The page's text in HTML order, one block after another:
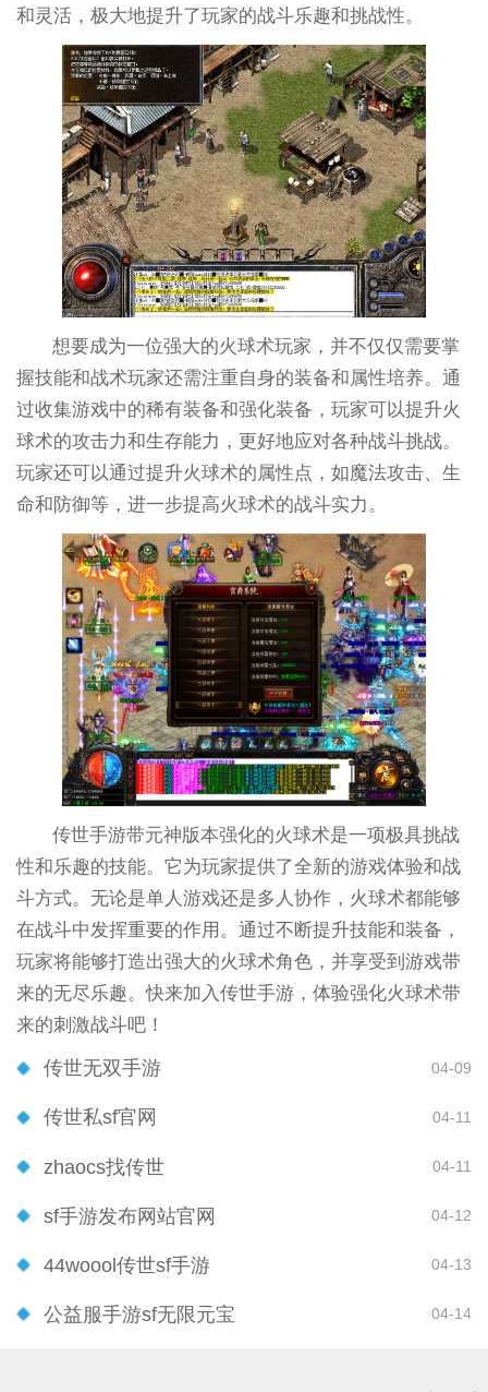
和灵活，极大地提升了玩家的战斗乐趣和挑战性。
想要成为一位强大的火球术玩家，并不仅仅需要掌
握技能和战术玩家还需注重自身的装备和属性培养。通
过收集游戏中的稀有装备和强化装备，玩家可以提升火
球术的攻击力和生存能力，更好地应对各种战斗挑战。
玩家还可以通过提升火球术的属性点，如魔法攻击、生
命和防御等，进一步提高火球术的战斗实力。
传世手游带元神版本强化的火球术是一项极具挑战
性和乐趣的技能。它为玩家提供了全新的游戏体验和战
斗方式。无论是单人游戏还是多人协作，火球术都能够
在战斗中发挥重要的作用。通过不断提升技能和装备，
玩家将能够打造出强大的火球术角色，并享受到游戏带
来的无尽乐趣。快来加入传世手游，体验强化火球术带
来的刺激战斗吧！
传世无双手游 04-09
传世私sf官网 04-11
zhaocs找传世 04-11
sf手游发布网站官网 04-12
44woool传世sf手游 04-13
公益服手游sf无限元宝 04-14